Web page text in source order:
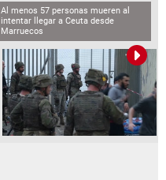
Al menos 57 personas mueren al
intentar llegar a Ceuta desde
Marruecos